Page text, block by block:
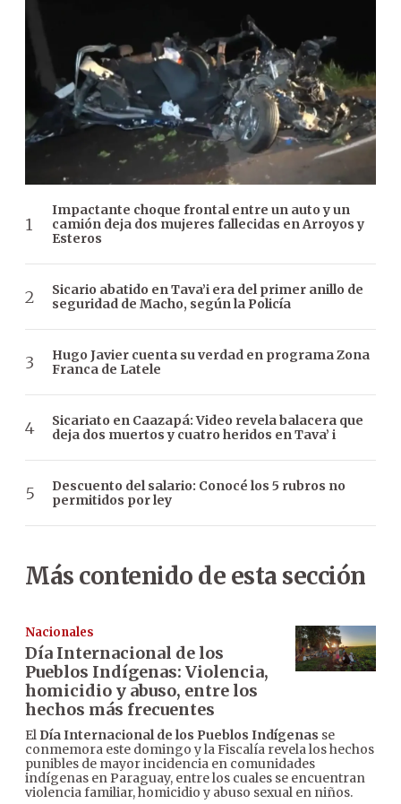
Impactante choque frontal entre un auto y un
camión deja dos mujeres fallecidas en Arroyos y
Esteros
Sicario abatido en Tava’i era del primer anillo de
seguridad de Macho, según la Policía
Hugo Javier cuenta su verdad en programa Zona
Franca de Latele
Sicariato en Caazapá: Video revela balacera que
deja dos muertos y cuatro heridos en Tava’ i
Descuento del salario: Conocé los 5 rubros no
permitidos por ley
Más contenido de esta sección
Nacionales
Día Internacional de los
Pueblos Indígenas: Violencia,
homicidio y abuso, entre los
hechos más frecuentes
El Día Internacional de los Pueblos Indígenas se
conmemora este domingo y la Fiscalía revela los hechos
punibles de mayor incidencia en comunidades
indígenas en Paraguay, entre los cuales se encuentran
violencia familiar, homicidio y abuso sexual en niños.